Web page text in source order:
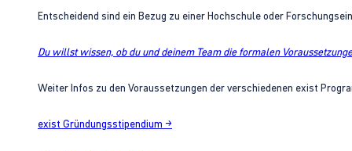
Entscheidend sind ein Bezug zu einer Hochschule oder
Du willst wissen, ob du und deinem Team die formalen
Weiter Infos zu den Voraussetzungen der verschiedenen exist
exist Gründungsstipendium →